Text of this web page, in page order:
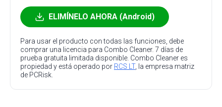
ELIMÍNELO AHORA (Android)
Para usar el producto con todas las funciones, debe
comprar una licencia para Combo Cleaner. 7 días de
prueba gratuita limitada disponible. Combo Cleaner es
propiedad y está operado por RCS LT, la empresa matriz
de PCRisk.